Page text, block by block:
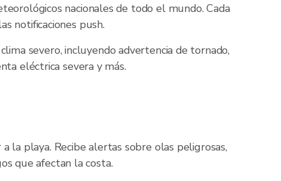
nacionales de todo el mundo. Cada
notificaciones push.
severo, incluyendo advertencia de tornado,
eléctrica severa y más.
la playa. Recibe alertas sobre olas peligrosas,
que afectan la costa.